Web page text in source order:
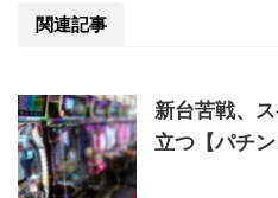
関連記事
新台苦戦、
立つ【パチ